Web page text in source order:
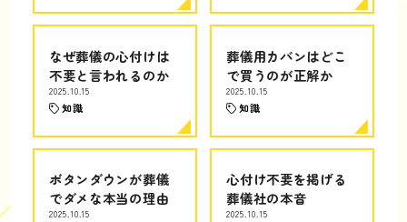
なぜ葬儀の心付けは
不要と言われるのか
2025.10.15
知識
葬儀用カバンはどこ
で買うのが正解か
2025.10.15
知識
ボタンダウンが葬儀
でダメな本当の理由
2025.10.15
心付け不要を掲げる
葬儀社の本音
2025.10.15